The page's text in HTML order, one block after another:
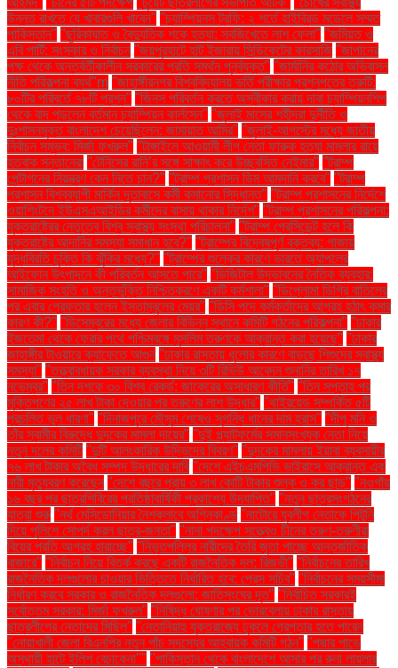
উন্নত রাখতে যে খাবারগুলি খাবেন" "চ্যাম্পিয়নস ট্রফি: ২ শর্তে হাইব্রিড মডেলে সম্মত
পাকিস্তান" "ছুরিকাঘাত ও বৈদ্যুতিক শকে হত্যা: সবজিখেতে লাশ ফেলা" "জমিয়ত ও
এবি পার্টি: সংস্কার ও নির্বাচন "জয়পুরহাটে হাট ইজারায় সিন্ডিকেটের কারসাজি "জাপানের
পক্ষ থেকে অন্তর্বর্তীকালীন সরকারের প্রতি সমর্থন পুনর্ব্যক্ত" "জার্মানির কঠোর অভিবাসন
নীতি পরিকল্পনা ব্যর্থ"m "জাহাঙ্গীরনগর বিশ্ববিদ্যালয় ভর্তি পরীক্ষার প্রশ্নপত্রে ত্রুটি:
৮০টির পরিবর্তে ৭৮টি প্রশ্ন" "জিনস পরিবর্তন করতে অস্বীকার করায় দাবা চ্যাম্পিয়নশিপ
থেকে বাদ পড়লেন বর্তমান চ্যাম্পিয়ন কার্লসেন" "জুলাই মাসের শহীদরা দুর্নীতি ও
দুঃশাসনমুক্ত বাংলাদেশ চেয়েছিলেন: জামায়াত আমির" "জুলাই-আগস্টের মধ্যে জাতীয়
নির্বাচন সম্ভব: মির্জা ফখরুল" "টাঙ্গাইলে আওয়ামী লীগ নেতা ফারুক হত্যা মামলার রায়ে
হতবাক সন্তানেরা "টেনিসের রানি’র সঙ্গে সাক্ষাৎ করে উচ্ছ্বসিত নেইমার" "ট্রাম্প
পেন্টাগনের নিয়ন্ত্রণ কেন নিতে চান?" "ট্রাম্প প্রশাসন ডিম আমদানি করবে" "ট্রাম্প
প্রশাসন বিশ্বব্যাপী মার্কিন দূতাবাসে কর্মী কমানোর সিদ্ধান্ত" "ট্রাম্প প্রশাসনের নির্দেশে
ওয়াশিংটনে ইউএসএআইডির কর্মীদের বাসায় থাকার নির্দেশ" "ট্রাম্প প্রশাসনের পরিকল্পনা:
যুক্তরাষ্ট্রের নেতৃত্বে বিশ্ব স্বাস্থ্য সংস্থা পরিচালনা" "ট্রাম্প প্রেসিডেন্ট হলে কি
যুক্তরাষ্ট্রে আদানির সমস্যা সমাধান হবে?" "ট্রাম্পের বিদ্বেষপূর্ণ বক্তব্য: গাজায়
যুদ্ধবিরতি চুক্তি কি ঝুঁকির মধ্যে?" "ট্রাম্পের শুল্কের কারণে ভারতে অ্যাপলের
আইফোন উৎপাদনে কী পরিবর্তন আসতে পারে" "ডিজিটাল উদ্ভাবনের নৈতিক ব্যবহার:
সামাজিক সংহতি ও অন্তর্ভুক্তি নিশ্চিতকরণে একটি কর্মশালা" "ডিপ্লোমা ডিগ্রি বাতিলের
পর এবার গ্রেফতার হলেন ইস্তাম্বুলের মেয়র" "ডিসি পদে কর্মকর্তাদের আগ্রহ হঠাৎ কমার
কারণ কী?" "ডিসেম্বরের মধ্যে জেলার বিভিন্ন স্থানে কমিটি গঠনের পরিকল্পনা" "ঢাকার
ইজতেমা থেকে ফেরার পথে পশ্চিমবঙ্গে মুসলিম তরুণকে আক্রান্ত করা হয়েছে" "ঢাকার
জাহাঙ্গীর টাওয়ারে ক্যাফেতে আগুন "ঢাকার রাস্তায় ধুলোর কারণে বাড়ছে শিশুদের স্বাস্থ্য
সমস্যা" "তত্ত্বাবধায়ক সরকার ব্যবস্থা নিয়ে ৩টি রিভিউ আবেদন শুনানির তারিখ ১৭
নভেম্বর" "তিন দশকে ৩০ বিশ্ব রেকর্ড: জাকেরের অসাধারণ কীর্তি" "তিন সপ্তাহ পর
মুক্তিপণের ২৫ লাখ টাকা দেওয়ার পর তরুণের লাশ উদ্ধার" "থাইরয়েড সম্পর্কিত ৫টি
প্রচলিত ভুল ধারণা" "দিনাজপুরে মৌসুম শেষেও সুগন্ধি ধানের দাম হ্রাস" "দীপু মনি ও
তাঁর স্বামীর বিরুদ্ধে দুদকের মামলা দায়ের" "দুই প্ল্যাটফর্মের সমানসংখ্যক নেতা নিয়ে
নতুন দলের কমিটি "দুটি আলংকারিক উদ্ভিদের বিবরণ" "দুদকের মামলায় ইয়াবা ব্যবসায়ীর
৭৬ লাখ টাকার অবৈধ সম্পদ উদ্ধারের দাবি "দেশে এইচএমপিভি ভাইরাসে আক্রান্ত এক
নারী মৃত্যুবরণ করেছেন "দেশে বছরে প্রায় ৩ লাখ কোটি টাকার শুল্ক ও কর ছাড়" "নওগাঁয়
১৬ বছর পর ছাত্রশিবিরের প্রতিষ্ঠাবার্ষিকী প্রকাশ্যে উদযাপিত" "নতুন ছাত্রসংগঠনের
যাত্রা শুরু "নর্থ মেসিডোনিয়ার নৈশক্লাবে অগ্নিকাণ্ড "নাটোরে যুবলীগ নেতাকে পিটুনি
দিয়ে পুলিশে সোপর্দ করল ছাত্র-জনতা" "নানা পদক্ষেপ সত্ত্বেও চীনের তরুণ-তরুণীরা
বিয়ের প্রতি আগ্রহ হারাচ্ছে" "নিভৃতপল্লির নারীদের তৈরি জুতা পাচ্ছে আন্তর্জাতিক
বাজারে" "নির্বাচন নিয়ে বিতর্ক করছে একটি রাজনৈতিক দল: রিজভী" "নির্বাচনের তারিখ
রাজনৈতিক দলগুলোর চাওয়ার ভিত্তিতে নির্ধারিত হবে: প্রেস সচিব" "নির্বাচনের সময়সীমা
নির্ধারণ করবে সরকার ও রাজনৈতিক দলগুলো: জাতিসংঘের দূত" "নির্বাচিত সরকারই
সর্বোত্তম সরকার: মির্জা ফখরুল" "নিষিদ্ধ ঘোষণার পর ভোরবেলায় ঢাকার রাস্তায়
ছাত্রলীগের নেতাদের মিছিল" "নেতানিয়াহু যুক্তরাজ্যে ঢুকলে গ্রেপ্তার হতে পারেন
"নোয়াখালী জেলা বিএনপির নতুন পাঁচ সদস্যের আহ্বায়ক কমিটি গঠন" "পদ্মার পাড়ে
অস্থায়ী হাটে ইলিশ বেচাকেনা"'' "পাকিস্তান থেকে বাংলাদেশে আসার পর রুনা লায়লার